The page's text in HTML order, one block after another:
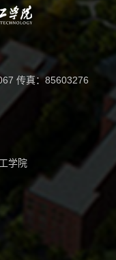
传真：85603276
学院